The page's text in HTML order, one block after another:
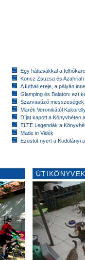
Egy hátizsákkal a
Koncz Zsuzsa és
A futball ereje, a pályán
Glamping és Balaton: ezt
Szarvasűző messzeségek
Marék Veronikától
Díjat kapott a Könyvhéten
ELTE Legendák a
Made in Vidék
Ezüstöt nyert a Kodolányi